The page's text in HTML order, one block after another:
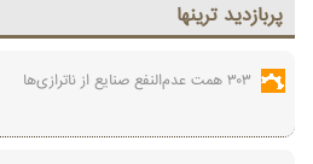
پربازديد ترينها
۳۰۳ همت عدم‌النفع صنایع از ناترازی‌ها